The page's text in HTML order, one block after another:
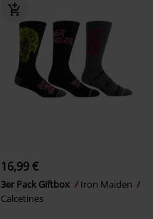
16,99 €
3er Pack Giftbox
Iron Maiden
Calcetines